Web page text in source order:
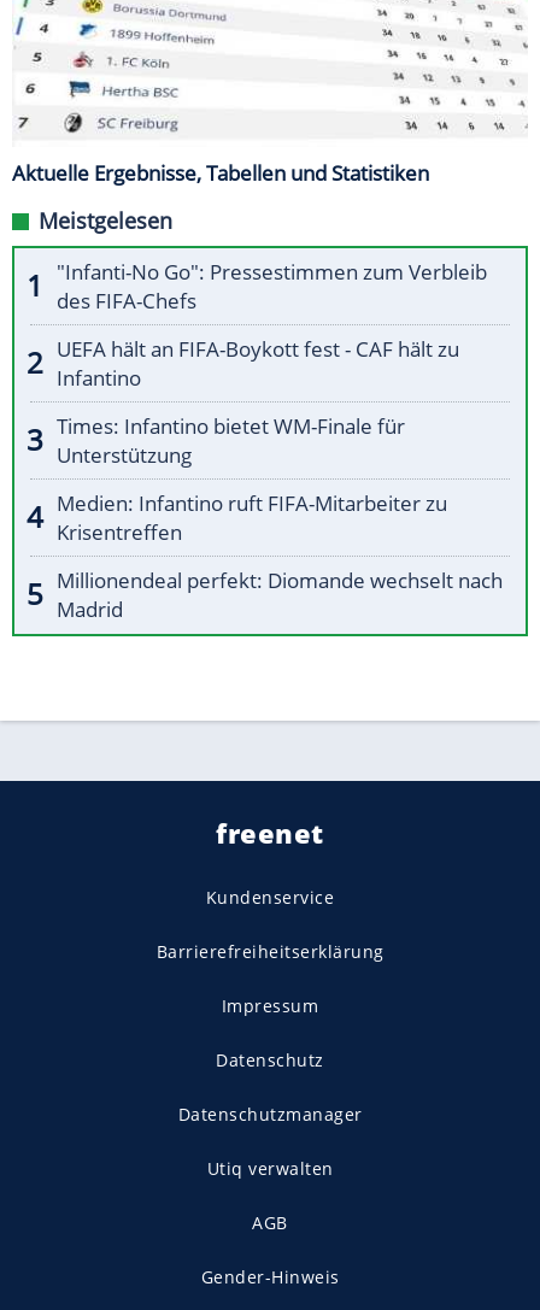
Aktuelle Ergebnisse, Tabellen und Statistiken
Meistgelesen
"Infanti-No Go": Pressestimmen zum Verbleib
des FIFA-Chefs
UEFA hält an FIFA-Boykott fest - CAF hält zu
Infantino
Times: Infantino bietet WM-Finale für
Unterstützung
Medien: Infantino ruft FIFA-Mitarbeiter zu
Krisentreffen
Millionendeal perfekt: Diomande wechselt nach
Madrid
freenet
Kundenservice
Barrierefreiheitserklärung
Impressum
Datenschutz
Datenschutzmanager
Utiq verwalten
AGB
Gender-Hinweis